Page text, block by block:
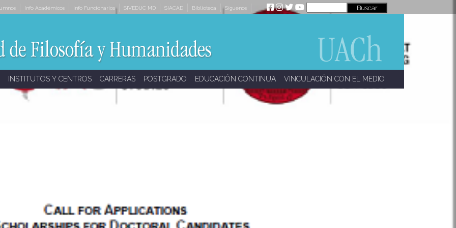
Info Académicos Info Funcionarios SIVEDUC MD SIACAD Biblioteca Síguenos
INSTITUTOS Y CENTROS CARRERAS POSTGRADO EDUCACIÓN CONTINUA VINCULACIÓN CON EL MEDIO